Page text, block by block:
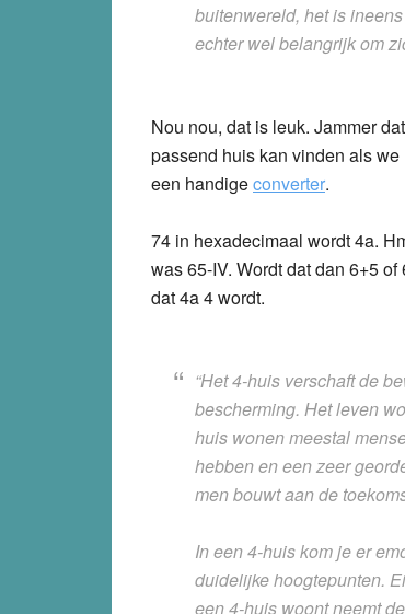
buitenwereld, het is
echter wel belangrijk om
Nou nou, dat is leuk. Jammer
passend huis kan vinden als
een handigeconverter.
74 in hexadecimaal wordt 4a.
was 65-IV. Wordt dat dan 6+5
dat 4a 4 wordt.
“Het 4-huis verschaft de
bescherming. Het leven
huis wonen meestal
hebben en een zeer
men bouwt aan de
In een 4-huis kom je er
duidelijke hoogtepunten.
een 4-huis woont neemt